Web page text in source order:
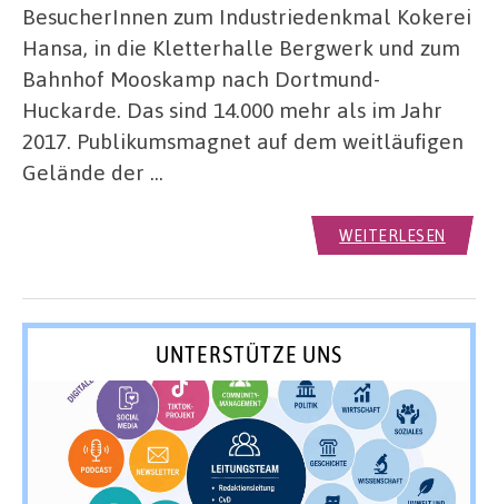
BesucherInnen zum Industriedenkmal Kokerei
Hansa, in die Kletterhalle Bergwerk und zum
Bahnhof Mooskamp nach Dortmund-
Huckarde. Das sind 14.000 mehr als im Jahr
2017. Publikumsmagnet auf dem weitläufigen
Gelände der …
WEITERLESEN
UNTERSTÜTZE UNS